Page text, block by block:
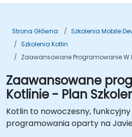
Strona Główna
Szkolenia Mobile
Szkolenia Kotlin
Zaawansowane Programowanie W
Zaawansowane
Kotlinie - Plan
Kotlin to nowoczesny,
programowania oparty na